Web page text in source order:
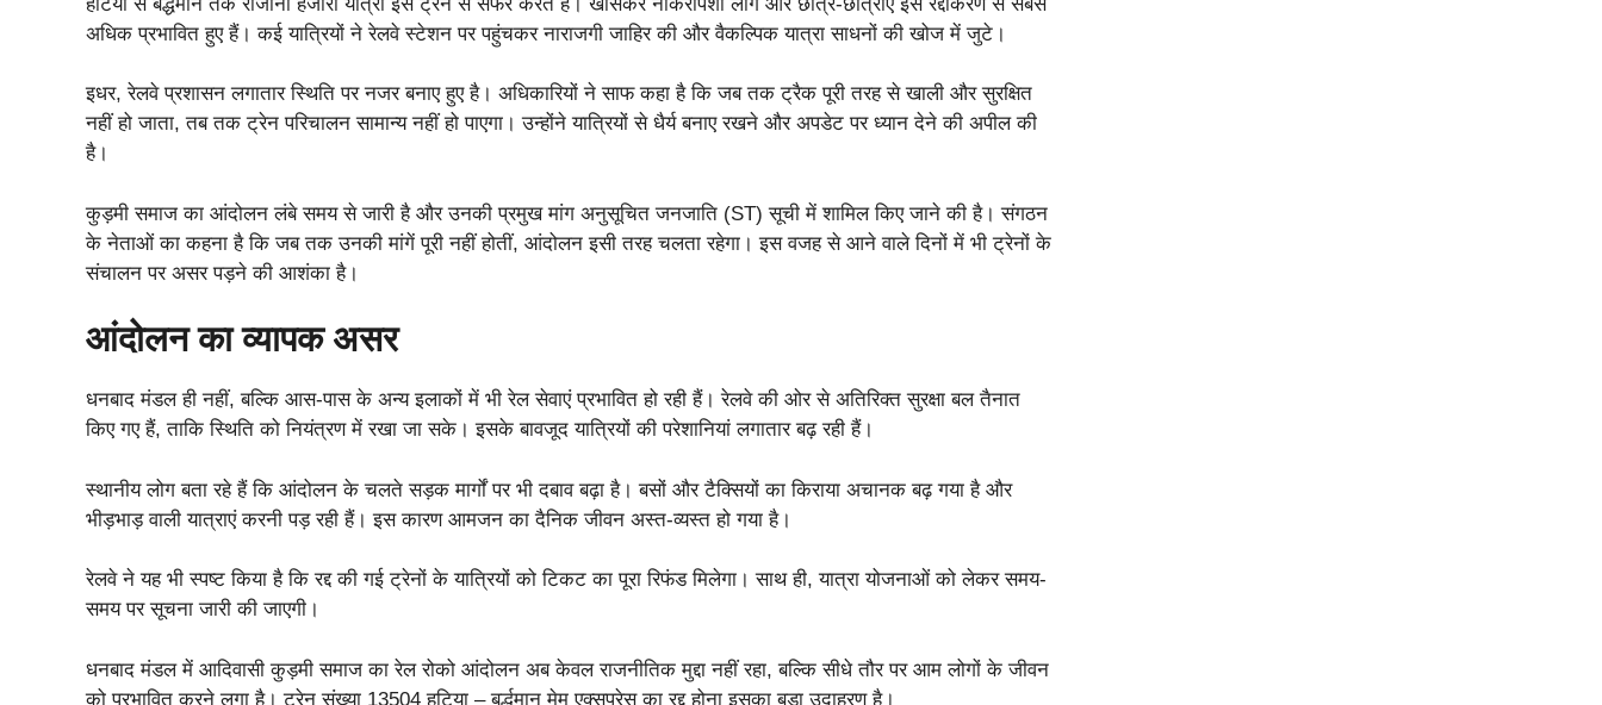
अधिक प्रभावित हुए हैं। कई यात्रियों ने रेलवे स्टेशन पर पहुंचकर नाराजगी जाहिर की और वैकल्पिक यात्रा साधनों की खोज में जुटे।
इधर, रेलवे प्रशासन लगातार स्थिति पर नजर बनाए हुए है। अधिकारियों ने साफ कहा है कि जब तक ट्रैक पूरी तरह से खाली और सुरक्षित
नहीं हो जाता, तब तक ट्रेन परिचालन सामान्य नहीं हो पाएगा। उन्होंने यात्रियों से धैर्य बनाए रखने और अपडेट पर ध्यान देने की अपील की
है।
कुड़मी समाज का आंदोलन लंबे समय से जारी है और उनकी प्रमुख मांग अनुसूचित जनजाति (ST) सूची में शामिल किए जाने की है। संगठन
के नेताओं का कहना है कि जब तक उनकी मांगें पूरी नहीं होतीं, आंदोलन इसी तरह चलता रहेगा। इस वजह से आने वाले दिनों में भी ट्रेनों के
संचालन पर असर पड़ने की आशंका है।
आंदोलन का व्यापक असर
धनबाद मंडल ही नहीं, बल्कि आस-पास के अन्य इलाकों में भी रेल सेवाएं प्रभावित हो रही हैं। रेलवे की ओर से अतिरिक्त सुरक्षा बल तैनात
किए गए हैं, ताकि स्थिति को नियंत्रण में रखा जा सके। इसके बावजूद यात्रियों की परेशानियां लगातार बढ़ रही हैं।
स्थानीय लोग बता रहे हैं कि आंदोलन के चलते सड़क मार्गों पर भी दबाव बढ़ा है। बसों और टैक्सियों का किराया अचानक बढ़ गया है और
भीड़भाड़ वाली यात्राएं करनी पड़ रही हैं। इस कारण आमजन का दैनिक जीवन अस्त-व्यस्त हो गया है।
रेलवे ने यह भी स्पष्ट किया है कि रद्द की गई ट्रेनों के यात्रियों को टिकट का पूरा रिफंड मिलेगा। साथ ही, यात्रा योजनाओं को लेकर समय-
समय पर सूचना जारी की जाएगी।
धनबाद मंडल में आदिवासी कुड़मी समाज का रेल रोको आंदोलन अब केवल राजनीतिक मुद्दा नहीं रहा, बल्कि सीधे तौर पर आम लोगों के जीवन
को प्रभावित करने लगा है। ट्रेन संख्या 13504 हटिया – बर्द्धमान मेमू एक्सप्रेस का रद्द होना इसका बड़ा उदाहरण है।